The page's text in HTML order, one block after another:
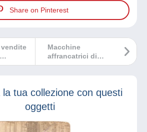
Share on Pinterest
Macchine
affrancatrici di
tipo A fuori dalla
vendite
la tua collezione con questi
oggetti